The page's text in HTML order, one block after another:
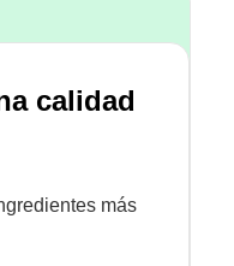
calidad
más